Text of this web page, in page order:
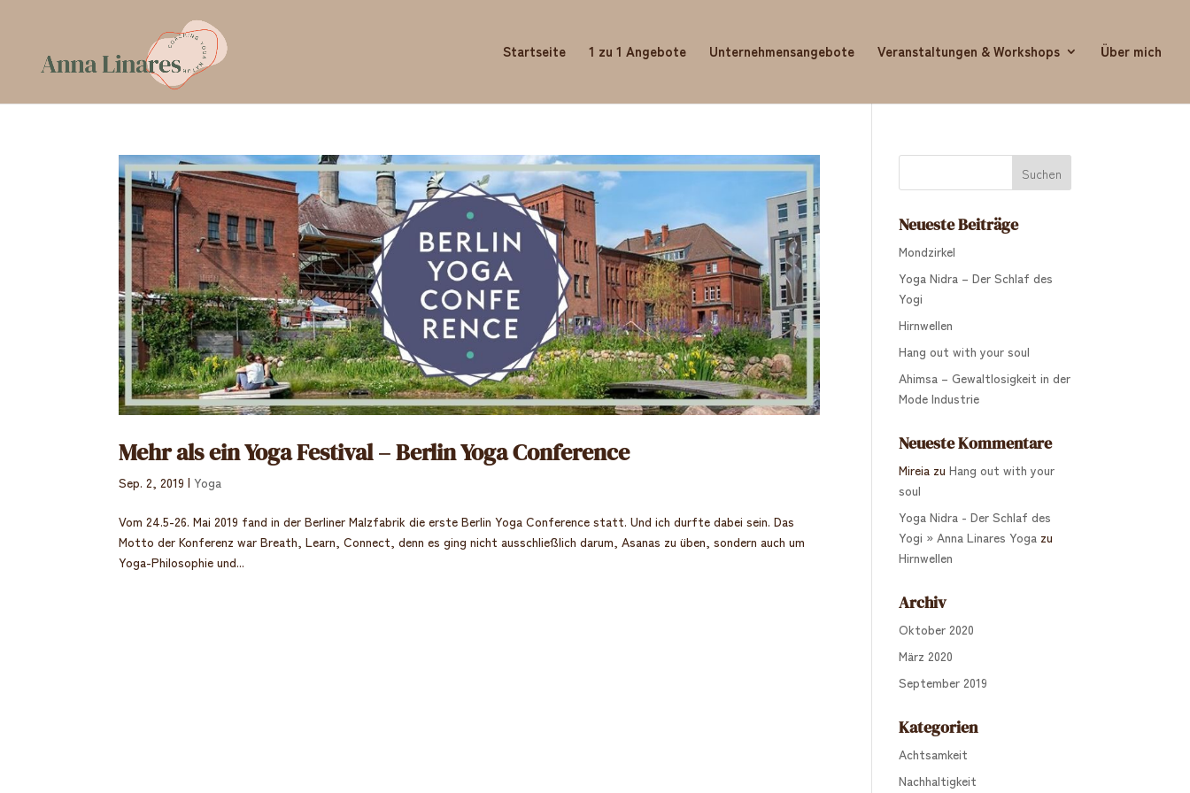
Startseite 1 zu 1 Angebote Unternehmensangebote Veranstaltungen & Workshops Über mich
Mehr als ein Yoga Festival – Berlin Yoga Conference
Sep. 2, 2019 |Yoga
Vom 24.5-26. Mai 2019 fand in der Berliner Malzfabrik die erste Berlin Yoga Conference statt. Und ich durfte dabei sein. Das
Motto der Konferenz war Breath, Learn, Connect, denn es ging nicht ausschließlich darum, Asanas zu üben, sondern auch um
Yoga-Philosophie und...
Neueste Beiträge
Mondzirkel
Yoga Nidra – Der Schlaf des
Yogi
Hirnwellen
Hang out with your soul
Ahimsa – Gewaltlosigkeit in der
Mode Industrie
Neueste Kommentare
Mireia zuHang out with your
soul
Yoga Nidra - Der Schlaf des
Yogi » Anna Linares Yoga zu
Hirnwellen
Archiv
Oktober 2020
März 2020
September 2019
Kategorien
Achtsamkeit
Nachhaltigkeit